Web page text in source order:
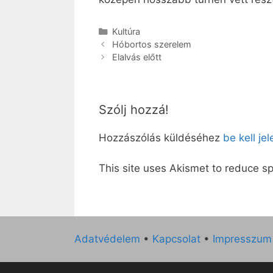
Kategória
Kultúra
Hóbortos szerelem
Elalvás előtt
Szólj hozzá!
Hozzászólás küldéséhez be kell
This site uses Akismet to reduce
Adatvédelem • Kapcsolat • Impresszum